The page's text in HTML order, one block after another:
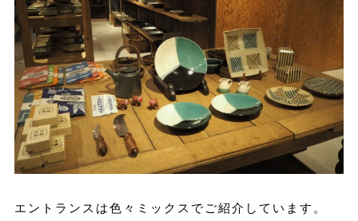
エントランスは色々ミックスでご紹介しています。